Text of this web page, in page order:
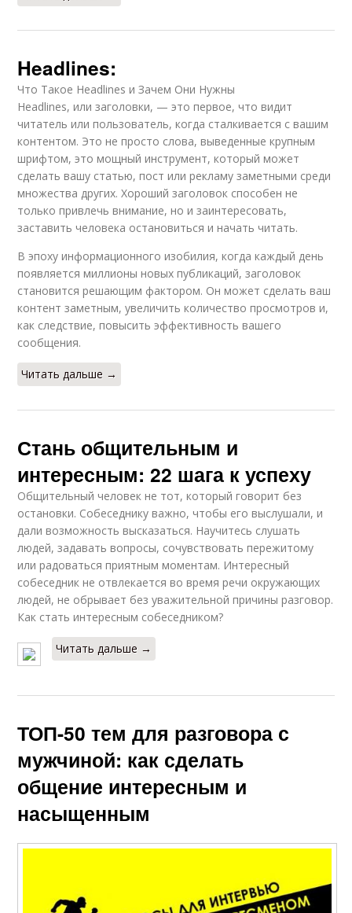
Headlines:
Что Такое Headlines и Зачем Они Нужны
Headlines, или заголовки, — это первое, что видит
читатель или пользователь, когда сталкивается с вашим
контентом. Это не просто слова, выведенные крупным
шрифтом, это мощный инструмент, который может
сделать вашу статью, пост или рекламу заметными среди
множества других. Хороший заголовок способен не
только привлечь внимание, но и заинтересовать,
заставить человека остановиться и начать читать.
В эпоху информационного изобилия, когда каждый день
появляется миллионы новых публикаций, заголовок
становится решающим фактором. Он может сделать ваш
контент заметным, увеличить количество просмотров и,
как следствие, повысить эффективность вашего
сообщения.
Читать дальше →
Стань общительным и
интересным: 22 шага к успеху
Общительный человек не тот, который говорит без
остановки. Собеседнику важно, чтобы его выслушали, и
дали возможность высказаться. Научитесь слушать
людей, задавать вопросы, сочувствовать пережитому
или радоваться приятным моментам. Интересный
собеседник не отвлекается во время речи окружающих
людей, не обрывает без уважительной причины разговор.
Как стать интересным собеседником?
Читать дальше →
ТОП-50 тем для разговора с
мужчиной: как сделать
общение интересным и
насыщенным